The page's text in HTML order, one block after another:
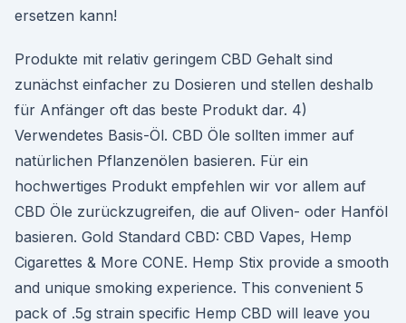
ersetzen kann!
Produkte mit relativ geringem CBD Gehalt sind
zunächst einfacher zu Dosieren und stellen deshalb
für Anfänger oft das beste Produkt dar. 4)
Verwendetes Basis-Öl. CBD Öle sollten immer auf
natürlichen Pflanzenölen basieren. Für ein
hochwertiges Produkt empfehlen wir vor allem auf
CBD Öle zurückzugreifen, die auf Oliven- oder Hanföl
basieren. Gold Standard CBD: CBD Vapes, Hemp
Cigarettes & More CONE. Hemp Stix provide a smooth
and unique smoking experience. This convenient 5
pack of .5g strain specific Hemp CBD will leave you